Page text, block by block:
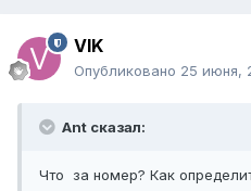
VIK
Опубликовано 25 июня,
Ant сказал:
Что за номер? Как